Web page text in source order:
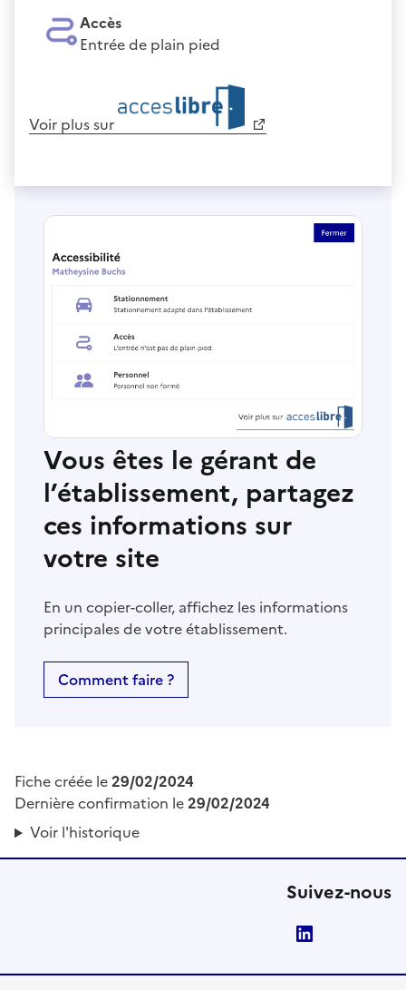
Accès
Entrée de plain pied
Voir plus sur
Vous êtes le gérant de
l’établissement, partagez
ces informations sur
votre site
En un copier-coller, affichez les informations
principales de votre établissement.
Comment faire ?
Fiche créée le29/02/2024
Dernière confirmation le29/02/2024
Voir l'historique
Suivez-nous